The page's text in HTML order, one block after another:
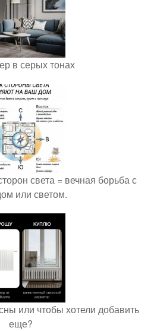
в серых тонах
света = вечная борьба с
или светом.
или чтобы хотели добавить
еще?